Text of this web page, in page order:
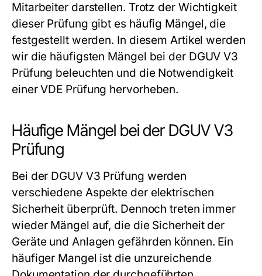
Mitarbeiter darstellen. Trotz der Wichtigkeit
dieser Prüfung gibt es häufig Mängel, die
festgestellt werden. In diesem Artikel werden
wir die häufigsten Mängel bei der DGUV V3
Prüfung beleuchten und die Notwendigkeit
einerVDE Prüfung hervorheben.
Häufige Mängel bei der DGUV V3
Prüfung
Bei der DGUV V3 Prüfung werden
verschiedene Aspekte der elektrischen
Sicherheit überprüft. Dennoch treten immer
wieder Mängel auf, die die Sicherheit der
Geräte und Anlagen gefährden können. Ein
häufiger Mangel ist die unzureichende